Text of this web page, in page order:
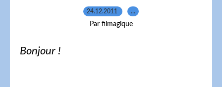
24.12.2011 …
Par filmagique
Bonjour !